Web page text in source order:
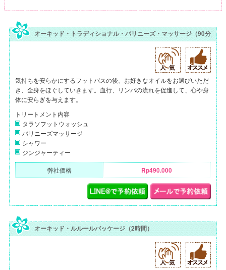
オーキッド・トラディショナル・バリニーズ・マッサージ（90分）
気持ちを安らかにするフットバスの後、お好きなオイルをお選びいただ
き、全身をほぐしていきます。血行、リンパの流れを促進して、心や身
体に安らぎを与えます。
トリートメント内容
タラソフットウォッシュ
バリニーズマッサージ
シャワー
ジンジャーティー
弊社価格 Rp490.000
オーキッド・ルルールパッケージ（2時間）